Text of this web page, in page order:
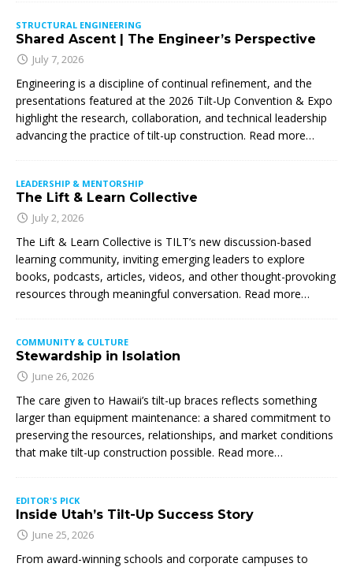
STRUCTURAL ENGINEERING
Shared Ascent | The Engineer’s Perspective
July 7, 2026
Engineering is a discipline of continual refinement, and the
presentations featured at the 2026 Tilt-Up Convention & Expo
highlight the research, collaboration, and technical leadership
advancing the practice of tilt-up construction. Read more…
LEADERSHIP & MENTORSHIP
The Lift & Learn Collective
July 2, 2026
The Lift & Learn Collective is TILT’s new discussion-based
learning community, inviting emerging leaders to explore
books, podcasts, articles, videos, and other thought-provoking
resources through meaningful conversation. Read more…
COMMUNITY & CULTURE
Stewardship in Isolation
June 26, 2026
The care given to Hawaii’s tilt-up braces reflects something
larger than equipment maintenance: a shared commitment to
preserving the resources, relationships, and market conditions
that make tilt-up construction possible. Read more…
EDITOR'S PICK
Inside Utah’s Tilt-Up Success Story
June 25, 2026
From award-winning schools and corporate campuses to